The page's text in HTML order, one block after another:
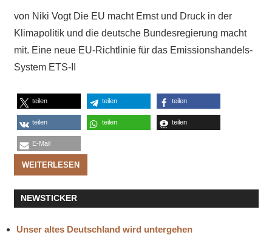
von Niki Vogt Die EU macht Ernst und Druck in der
Klimapolitik und die deutsche Bundesregierung macht
mit. Eine neue EU-Richtlinie für das Emissionshandels-
System ETS-II
teilen teilen teilen
teilen teilen teilen
E-Mail
WEITERLESEN
NEWSTICKER
Unser altes Deutschland wird untergehen